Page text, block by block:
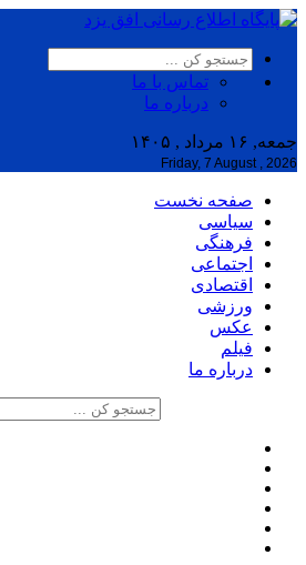
تماس با ما
درباره ما
جمعه, ۱۶ مرداد , ۱۴۰۵
Friday, 7 August , 2026
صفحه نخست
سیاسی
فرهنگی
اجتماعی
اقتصادی
ورزشی
عکس
فیلم
درباره ما